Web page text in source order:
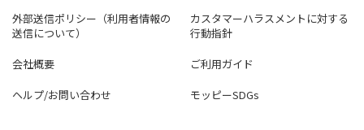
外部送信ポリシー（利用者情報の
送信について）
カスタマーハラスメントに対する
行動指針
会社概要
ご利用ガイド
ヘルプ/お問い合わせ
モッピーSDGs